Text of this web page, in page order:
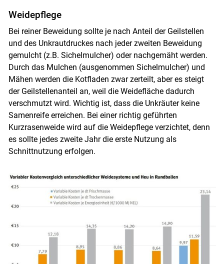
Weidepflege
Bei reiner Beweidung sollte je nach Anteil der Geilstellen
und des Unkrautdruckes nach jeder zweiten Beweidung
gemulcht (z.B. Sichelmulcher) oder nachgemäht werden.
Durch das Mulchen (ausgenommen Sichelmulcher) und
Mähen werden die Kotfladen zwar zerteilt, aber es steigt
der Geilstellenanteil an, weil die Weidefläche dadurch
verschmutzt wird. Wichtig ist, dass die Unkräuter keine
Samenreife erreichen. Bei einer richtig geführten
Kurzrasenweide wird auf die Weidepflege verzichtet, denn
es sollte jedes zweite Jahr die erste Nutzung als
Schnittnutzung erfolgen.